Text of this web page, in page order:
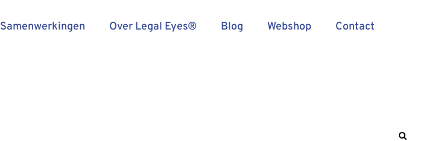
Samenwerkingen Over Legal Eyes® Blog Webshop Contact